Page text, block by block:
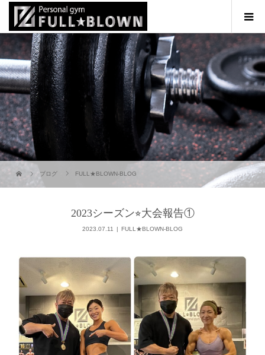
ブログ FULL★BLOWN-BLOG
2023シーズン⭐︎大会報告①
2023.07.11 FULL★BLOWN-BLOG